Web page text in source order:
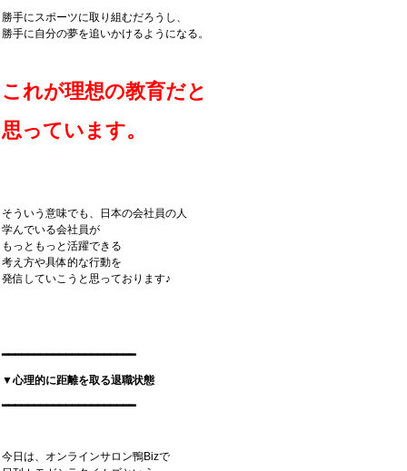
勝手にスポーツに取り組むだろうし、
勝手に自分の夢を追いかけるようになる。
これが理想の教育だと
思っています。
そういう意味でも、日本の会社員の人
学んでいる会社員が
もっともっと活躍できる
考え方や具体的な行動を
発信していこうと思っております♪
━━━━━━━━━━━━━━━━━━━━━
▼心理的に距離を取る退職状態
━━━━━━━━━━━━━━━━━━━━━
今日は、オンラインサロン鴨Bizで